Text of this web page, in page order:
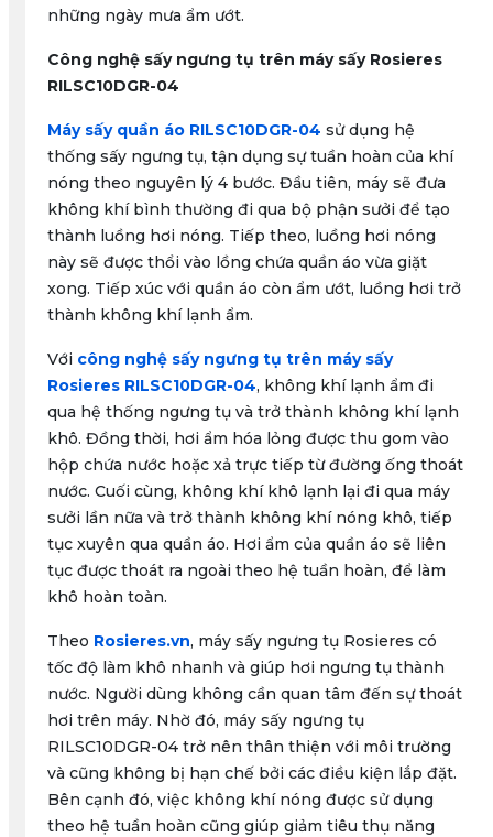
những ngày mưa ẩm ướt.
Công nghệ sấy ngưng tụ trên máy sấy Rosieres
RILSC10DGR-04
Máy sấy quần áo RILSC10DGR-04 sử dụng hệ
thống sấy ngưng tụ, tận dụng sự tuần hoàn của khí
nóng theo nguyên lý 4 bước. Đầu tiên, máy sẽ đưa
không khí bình thường đi qua bộ phận sưởi để tạo
thành luồng hơi nóng. Tiếp theo, luồng hơi nóng
này sẽ được thổi vào lồng chứa quần áo vừa giặt
xong. Tiếp xúc với quần áo còn ẩm ướt, luồng hơi trở
thành không khí lạnh ẩm.
Với công nghệ sấy ngưng tụ trên máy sấy
Rosieres RILSC10DGR-04, không khí lạnh ẩm đi
qua hệ thống ngưng tụ và trở thành không khí lạnh
khô. Đồng thời, hơi ẩm hóa lỏng được thu gom vào
hộp chứa nước hoặc xả trực tiếp từ đường ống thoát
nước. Cuối cùng, không khí khô lạnh lại đi qua máy
sưởi lần nữa và trở thành không khí nóng khô, tiếp
tục xuyên qua quần áo. Hơi ẩm của quần áo sẽ liên
tục được thoát ra ngoài theo hệ tuần hoàn, để làm
khô hoàn toàn.
Theo Rosieres.vn, máy sấy ngưng tụ Rosieres có
tốc độ làm khô nhanh và giúp hơi ngưng tụ thành
nước. Người dùng không cần quan tâm đến sự thoát
hơi trên máy. Nhờ đó, máy sấy ngưng tụ
RILSC10DGR-04 trở nên thân thiện với môi trường
và cũng không bị hạn chế bởi các điều kiện lắp đặt.
Bên cạnh đó, việc không khí nóng được sử dụng
theo hệ tuần hoàn cũng giúp giảm tiêu thụ năng